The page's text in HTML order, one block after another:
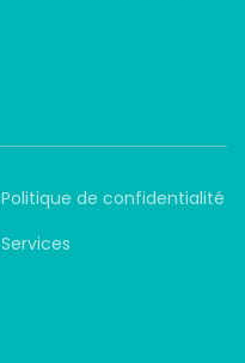
Politique de confidentialité
Services